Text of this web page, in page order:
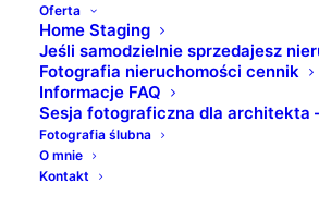
Oferta
Home Staging
Jeśli samodzielnie sprzedajesz
Fotografia nieruchomości cennik
Informacje FAQ
Sesja fotograficzna dla architekta
Fotografia ślubna
O mnie
Kontakt